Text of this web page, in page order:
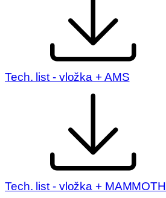
Tech. list - vložka + AMS
Tech. list - vložka + MAMMOTH